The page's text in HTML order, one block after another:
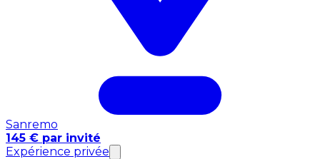
Sanremo
145 € par invité
Expérience privée